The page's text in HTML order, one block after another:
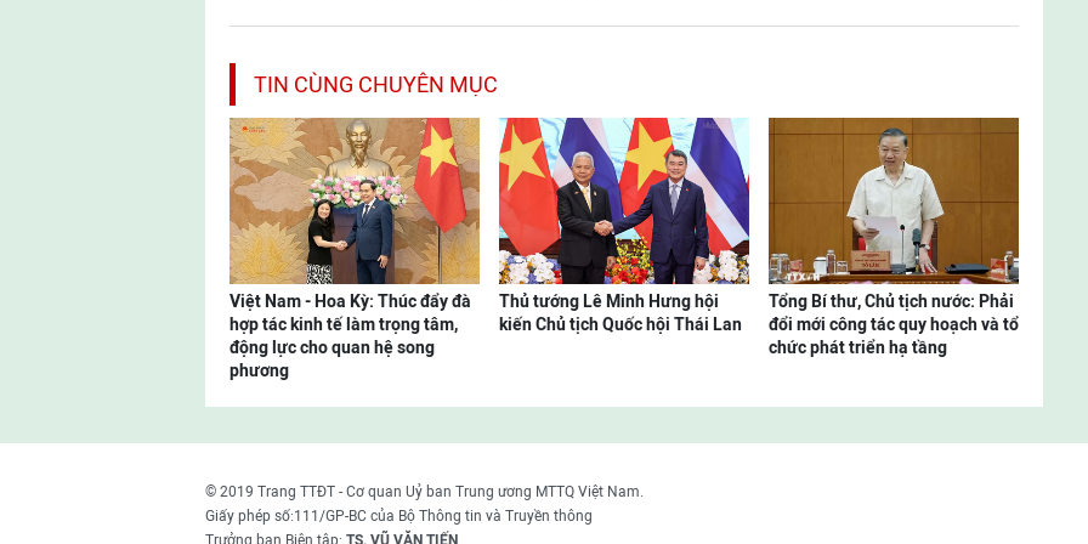
TIN CÙNG CHUYÊN MỤC
Việt Nam - Hoa Kỳ: Thúc đẩy đà
hợp tác kinh tế làm trọng tâm,
động lực cho quan hệ song
phương
Thủ tướng Lê Minh Hưng hội
kiến Chủ tịch Quốc hội Thái Lan
Tổng Bí thư, Chủ tịch nước: Phải
đổi mới công tác quy hoạch và tổ
chức phát triển hạ tầng
© 2019 Trang TTĐT - Cơ quan Uỷ ban Trung ương MTTQ Việt Nam.
Giấy phép số:111/GP-BC của Bộ Thông tin và Truyền thông